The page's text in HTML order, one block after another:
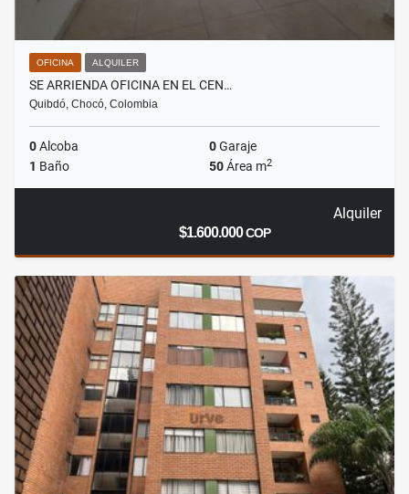
OFICINA ALQUILER
SE ARRIENDA OFICINA EN EL CEN…
Quibdó, Chocó, Colombia
0Alcoba 0Garaje
1 Baño 50Área m2
Alquiler
$1.600.000COP